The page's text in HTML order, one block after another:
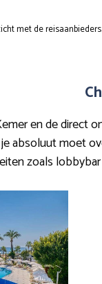
met de reisaanbieders.
en de direct
absoluut moet
zoals